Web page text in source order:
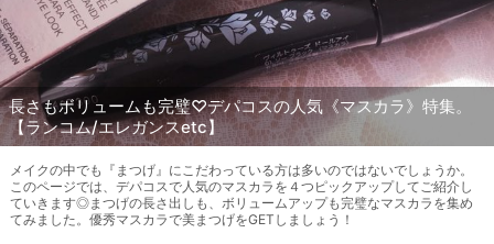
長さもボリュームも完璧♡デパコスの人気《マスカラ》特集。
【ランコム/エレガンスetc】
メイクの中でも『まつげ』にこだわっている方は多いのではないでしょうか。
このページでは、デパコスで人気のマスカラを４つピックアップしてご紹介し
ていきます◎まつげの長さ出しも、ボリュームアップも完璧なマスカラを集め
てみました。優秀マスカラで美まつげをGETしましょう！